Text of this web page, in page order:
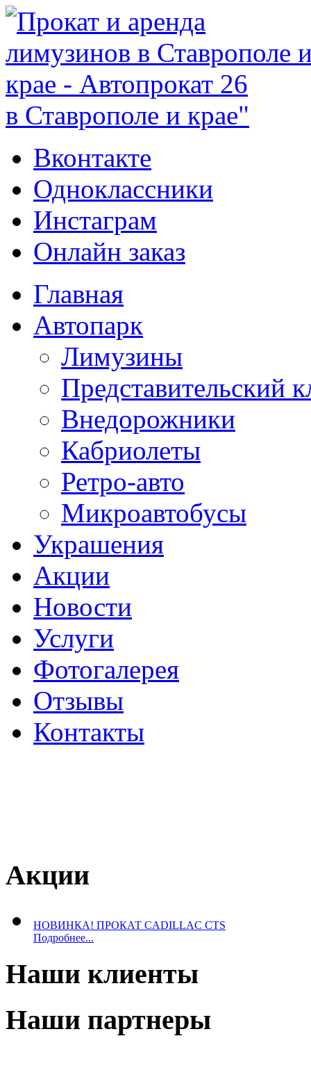
в Ставрополе и крае"
Вконтакте
Одноклассники
Инстаграм
Онлайн заказ
Главная
Автопарк
Лимузины
Представительский
Внедорожники
Кабриолеты
Ретро-авто
Микроавтобусы
Украшения
Акции
Новости
Услуги
Фотогалерея
Отзывы
­Контакты
Акции
НОВИНКА! ПРОКАТ CADILLAC CTS
Подробнее...
Наши клиенты
Наши партнеры